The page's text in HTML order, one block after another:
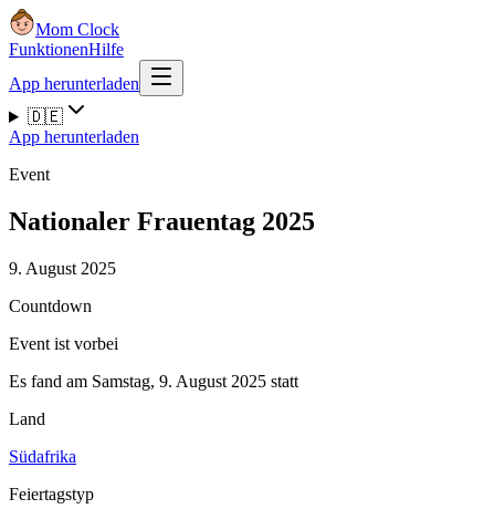
Mom Clock
FunktionenHilfe
App herunterladen
🇩🇪
App herunterladen
Event
Nationaler Frauentag 2025
9. August 2025
Countdown
Event ist vorbei
Es fand am Samstag, 9. August 2025 statt
Land
Südafrika
Feiertagstyp